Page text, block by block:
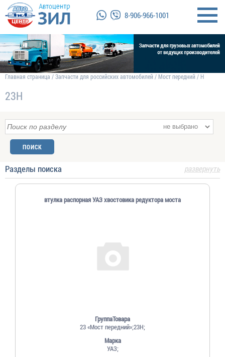
8-906-966-1001
Главная страница /Запчасти для российских автомобилей / Мост передний / Н
23Н
развернуть
Разделы поиска
втулка распорная УАЗ хвостовика редуктора моста
ГруппаТовара
23 «Мост передний»;23Н;
Марка
УАЗ;